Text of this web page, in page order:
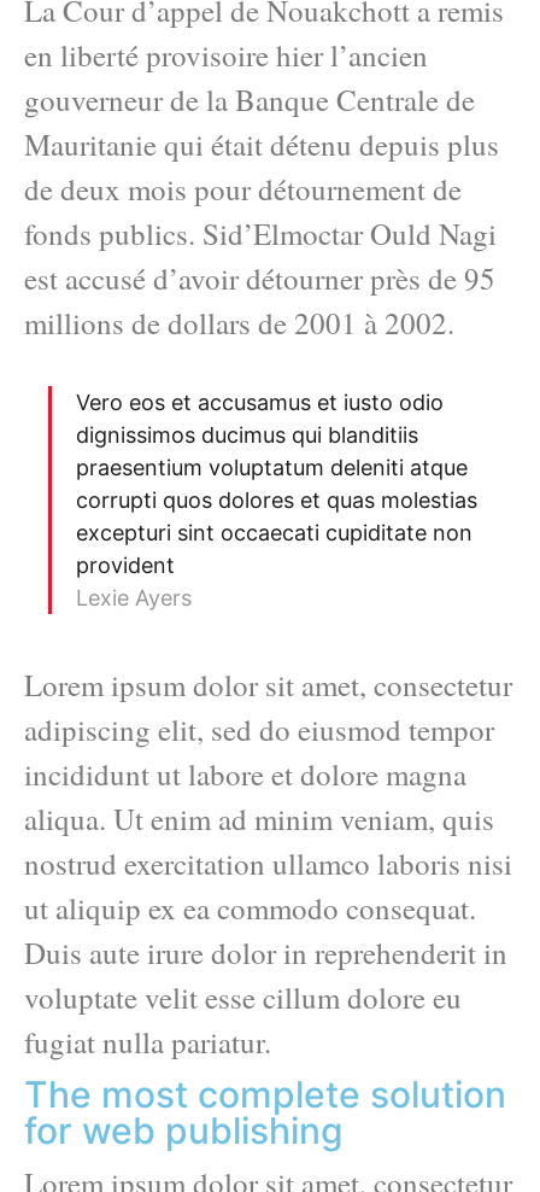
La Cour d’appel de Nouakchott a remis
en liberté provisoire hier l’ancien
gouverneur de la Banque Centrale de
Mauritanie qui était détenu depuis plus
de deux mois pour détournement de
fonds publics. Sid’Elmoctar Ould Nagi
est accusé d’avoir détourner près de 95
millions de dollars de 2001 à 2002.
Vero eos et accusamus et iusto odio
dignissimos ducimus qui blanditiis
praesentium voluptatum deleniti atque
corrupti quos dolores et quas molestias
excepturi sint occaecati cupiditate non
provident
Lexie Ayers
Lorem ipsum dolor sit amet, consectetur
adipiscing elit, sed do eiusmod tempor
incididunt ut labore et dolore magna
aliqua. Ut enim ad minim veniam, quis
nostrud exercitation ullamco laboris nisi
ut aliquip ex ea commodo consequat.
Duis aute irure dolor in reprehenderit in
voluptate velit esse cillum dolore eu
fugiat nulla pariatur.
The most complete solution
for web publishing
Lorem ipsum dolor sit amet, consectetur